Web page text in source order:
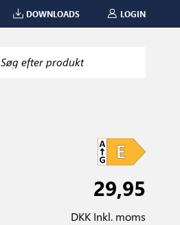
DOWNLOADS LOGIN
Søg efter produkt
29,95
DKK Inkl. moms